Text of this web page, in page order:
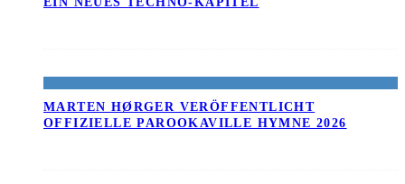
MARTEN HØRGER VERÖFFENTLICHT
OFFIZIELLE PAROOKAVILLE HYMNE 2026